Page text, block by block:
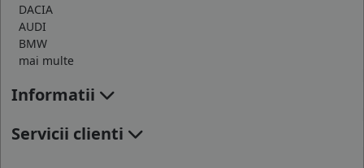
DACIA
AUDI
BMW
mai multe
Informatii
Servicii clienti